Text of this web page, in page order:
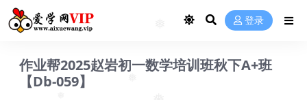
登录
作业帮2025赵岩初一数学培训班秋下A+班
【Db-059】